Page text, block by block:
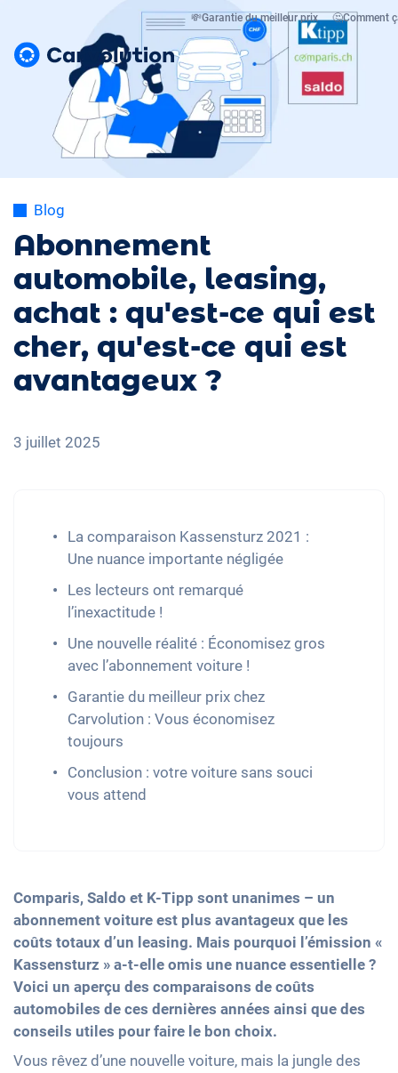
💸Garantie du meilleur prix 🤔Comment
Blog
Abonnement
automobile, leasing,
achat : qu'est-ce qui est
cher, qu'est-ce qui est
avantageux ?
3 juillet 2025
La comparaison Kassensturz 2021 :
Une nuance importante négligée
Les lecteurs ont remarqué
l’inexactitude !
Une nouvelle réalité : Économisez gros
avec l’abonnement voiture !
Garantie du meilleur prix chez
Carvolution : Vous économisez
toujours
Conclusion : votre voiture sans souci
vous attend
Comparis, Saldo et K-Tipp sont unanimes – un
abonnement voiture est plus avantageux que les
coûts totaux d’un leasing. Mais pourquoi l’émission «
Kassensturz » a-t-elle omis une nuance essentielle ?
Voici un aperçu des comparaisons de coûts
automobiles de ces dernières années ainsi que des
conseils utiles pour faire le bon choix.
Vous rêvez d’une nouvelle voiture, mais la jungle des